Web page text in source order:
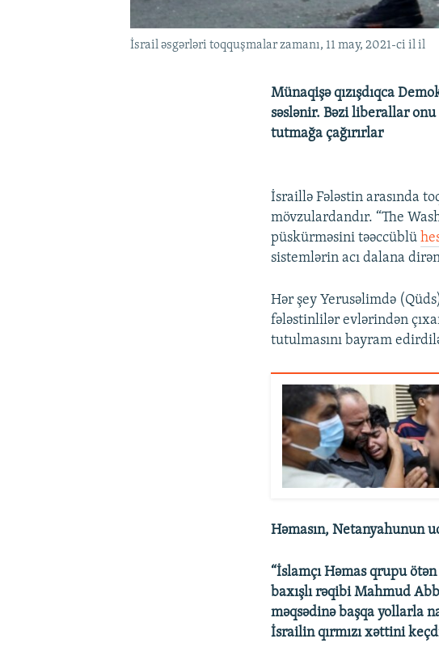
İsrail əsgərləri toqquşmalar zamanı, 11 may, 2021-ci il il
Münaqişə qızışdıqca
səslənir. Bəzi liberallar
tutmağa çağırırlar
İsraillə Fələstin arasında
mövzulardandır. “The
püskürməsini təəccüblü
sistemlərin acı dalana
Hər şey Yerusəlimdə
fələstinlilər evlərindən
tutulmasını bayram
Həmasın, Netanyahunun
“İslamçı Həmas qrupu
baxışlı rəqibi Mahmud
məqsədinə başqa yollarla
İsrailin qırmızı xəttini